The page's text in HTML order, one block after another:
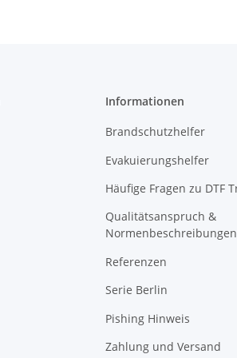
Informationen
Brandschutzhelfer
Evakuierungshelfer
Häufige Fragen zu DTF
Qualitätsanspruch &
Normenbeschreibungen
Referenzen
Serie Berlin
Pishing Hinweis
Zahlung und Versand